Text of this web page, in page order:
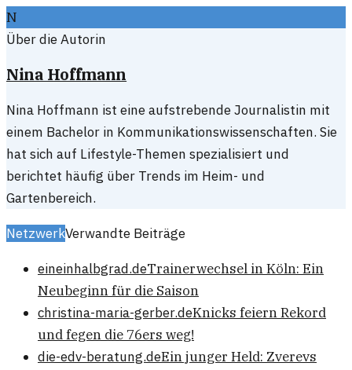
N
Über die Autorin
Nina Hoffmann
Nina Hoffmann ist eine aufstrebende Journalistin mit
einem Bachelor in Kommunikationswissenschaften. Sie
hat sich auf Lifestyle-Themen spezialisiert und
berichtet häufig über Trends im Heim- und
Gartenbereich.
NetzwerkVerwandte Beiträge
eineinhalbgrad.deTrainerwechsel in Köln: Ein
Neubeginn für die Saison
christina-maria-gerber.deKnicks feiern Rekord
und fegen die 76ers weg!
die-edv-beratung.deEin junger Held: Zverevs